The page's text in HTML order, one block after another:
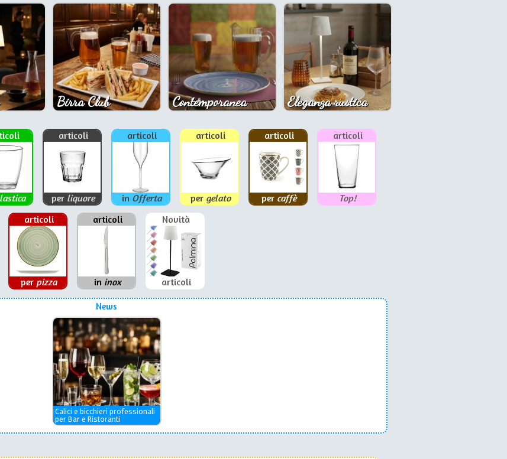
Birra Club Contemporanea Eleganza rustica
articoli
per liquore
articoli
in Offerta
articoli
per gelato
articoli
per caffè
articoli
Top!
articoli
per pizza
articoli
in inox
Novità
articoli
News
Calici e bicchieri professionali
per Bar e Ristoranti